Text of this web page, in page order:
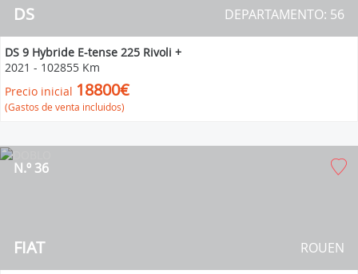
DS DEPARTAMENTO: 56
DS 9 Hybride E-tense 225 Rivoli +
2021 - 102855 Km
Precio inicial 18800€
(Gastos de venta incluidos)
FIAT
N.º 36
ROUEN